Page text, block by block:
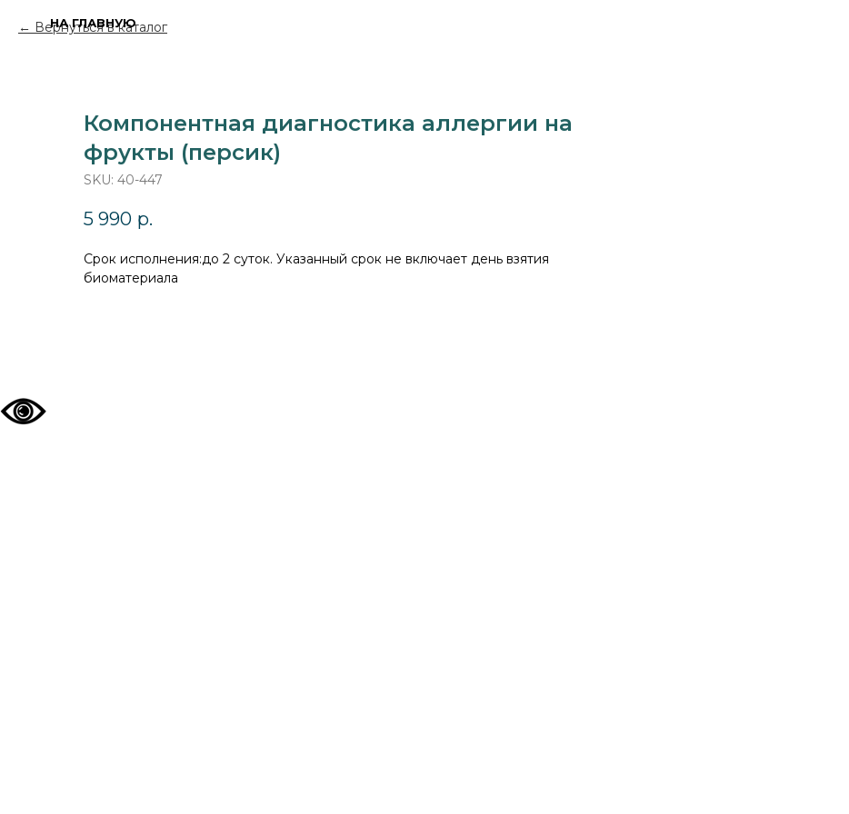
Вернуться в каталог
Компонентная диагностика аллергии на
фрукты (персик)
SKU: 40-447
5 990 р.
Cрок исполнения:до 2 суток. Указанный срок не включает день взятия
биоматериала
НА ГЛАВНУЮ